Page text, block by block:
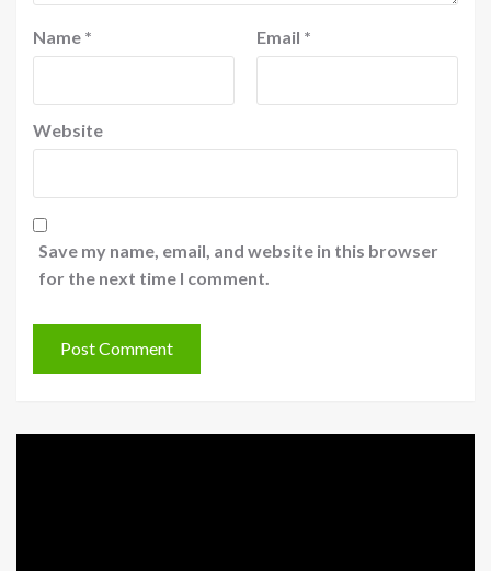
Name * Email *
Website
Save my name, email, and website in this browser
for the next time I comment.